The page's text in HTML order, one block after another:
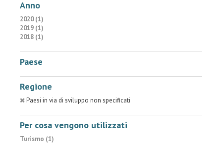
Anno
2020 (1)
2019 (1)
2018 (1)
Paese
Regione
Paesi in via di sviluppo non specificati
Per cosa vengono utilizzati
Turismo (1)